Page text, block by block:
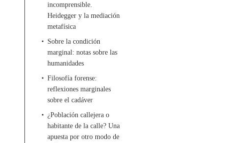
incomprensible.
Heidegger y la mediación
metafísica
Sobre la condición
marginal: notas sobre las
humanidades
Filosofía forense:
reflexiones marginales
sobre el cadáver
¿Población callejera o
habitante de la calle? Una
apuesta por otro modo de